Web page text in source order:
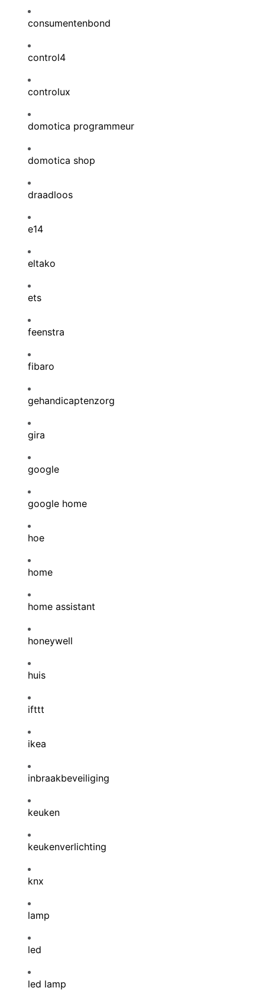
consumentenbond
control4
controlux
domotica programmeur
domotica shop
draadloos
e14
eltako
ets
feenstra
fibaro
gehandicaptenzorg
gira
google
google home
hoe
home
home assistant
honeywell
huis
ifttt
ikea
inbraakbeveiliging
keuken
keukenverlichting
knx
lamp
led
led lamp